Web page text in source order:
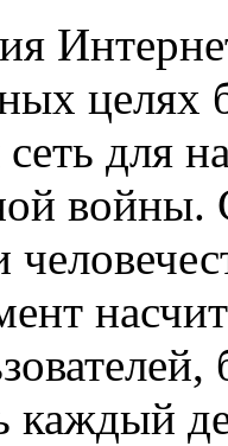
целях
для
войны.
каждый